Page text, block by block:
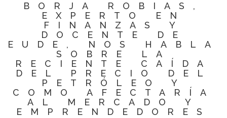
BORJA ROBIAS,
EXPERTO EN
FINANZAS Y
DOCENTE DE
EUDE, NOS HABLA
SOBRE LA
RECIENTE CAÍDA
DEL PRECIO DEL
PETRÓLEO Y
COMO AFECTARÍA
AL MERCADO Y
EMPRENDEDORES